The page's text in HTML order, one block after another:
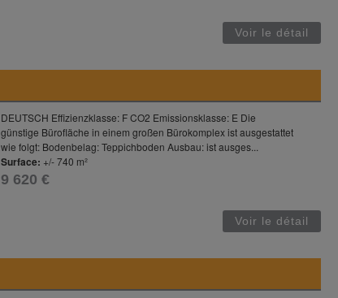
Voir le détail
DEUTSCH Effizienzklasse: F CO2 Emissionsklasse: E Die
günstige Bürofläche in einem großen Bürokomplex ist ausgestattet
wie folgt: Bodenbelag: Teppichboden Ausbau: ist ausges...
Surface: +/- 740 m²
9 620 €
Voir le détail